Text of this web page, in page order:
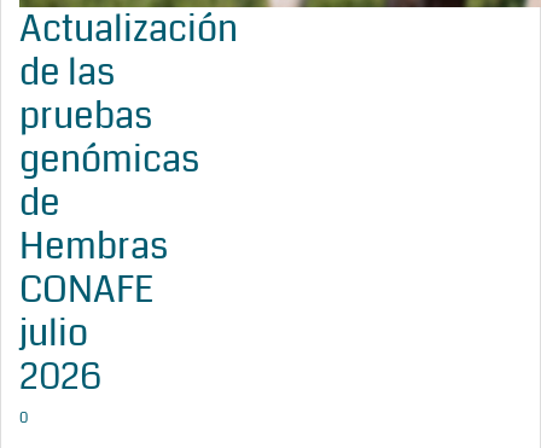
Actualización
de las
pruebas
genómicas
de
Hembras
CONAFE
julio
2026
0